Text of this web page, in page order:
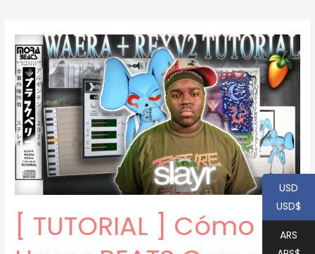
[ TUTORIAL ] Cómo
USD
USD$
ARS